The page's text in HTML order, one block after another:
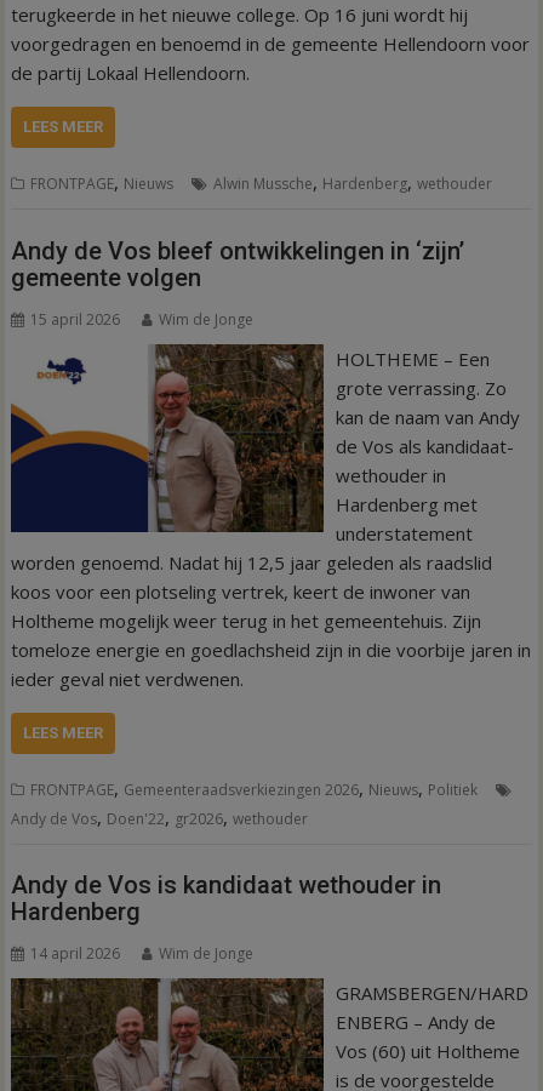
terugkeerde in het nieuwe college. Op 16 juni wordt hij
voorgedragen en benoemd in de gemeente Hellendoorn voor
de partij Lokaal Hellendoorn.
LEES MEER
FRONTPAGE, Nieuws Alwin Mussche, Hardenberg,wethouder
Andy de Vos bleef ontwikkelingen in ‘zijn’
gemeente volgen
15 april 2026 Wim de Jonge
HOLTHEME – Een
grote verrassing. Zo
kan de naam van Andy
de Vos als kandidaat-
wethouder in
Hardenberg met
understatement
worden genoemd. Nadat hij 12,5 jaar geleden als raadslid
koos voor een plotseling vertrek, keert de inwoner van
Holtheme mogelijk weer terug in het gemeentehuis. Zijn
tomeloze energie en goedlachsheid zijn in die voorbije jaren in
ieder geval niet verdwenen.
LEES MEER
FRONTPAGE, Gemeenteraadsverkiezingen 2026, Nieuws, Politiek
Andy de Vos, Doen'22, gr2026,wethouder
Andy de Vos is kandidaat wethouder in
Hardenberg
14 april 2026 Wim de Jonge
GRAMSBERGEN/HARD
ENBERG – Andy de
Vos (60) uit Holtheme
is de voorgestelde